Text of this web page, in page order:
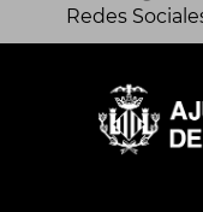
Redes